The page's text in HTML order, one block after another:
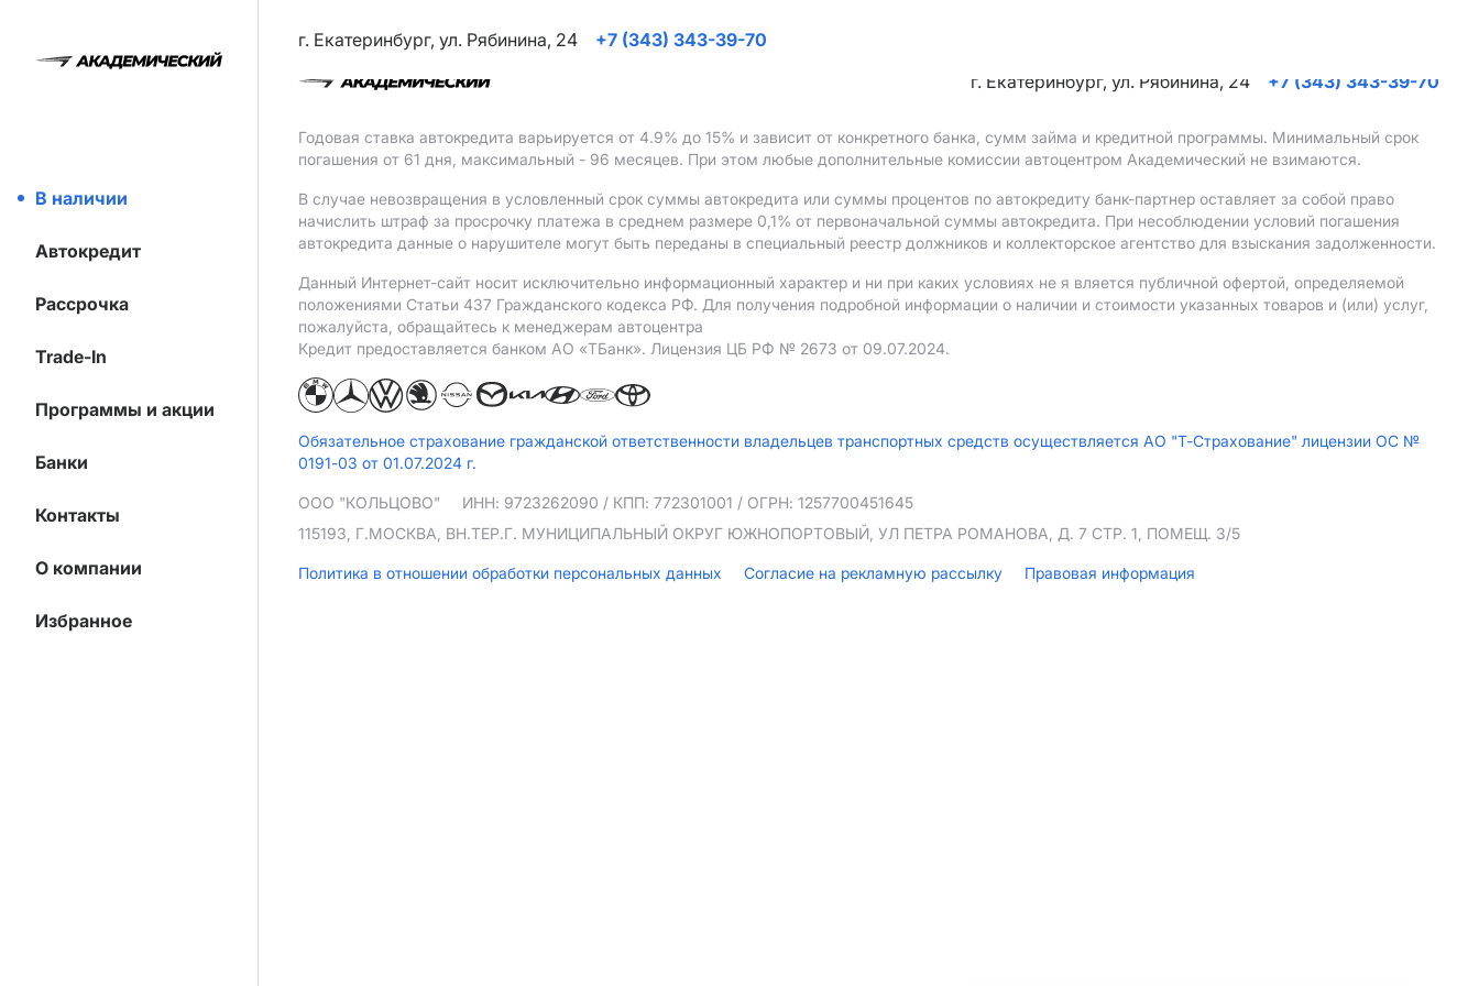
В наличии
Автокредит
Рассрочка
Trade-In
Программы и акции
Банки
Контакты
О компании
Избранное
г. Екатеринбург, ул. Рябинина, 24
+7 (343) 343-39-70
г. Екатеринбург, ул. Рябинина, 24
+7 (343) 343-39-70
Годовая ставка автокредита варьируется от 4.9% до 15% и зависит от конкретного банка, сумм займа и кредитной программы. Минимальный срок
погашения от 61 дня, максимальный - 96 месяцев. При этом любые дополнительные комиссии автоцентром Академический не взимаются.
В случае невозвращения в условленный срок суммы автокредита или суммы процентов по автокредиту банк-партнер оставляет за собой право
начислить штраф за просрочку платежа в среднем размере 0,1% от первоначальной суммы автокредита. При несоблюдении условий погашения
автокредита данные о нарушителе могут быть переданы в специальный реестр должников и коллекторское агентство для взыскания задолженности.
Данный Интернет-сайт носит исключительно информационный характер и ни при каких условиях не я вляется публичной офертой, определяемой
положениями Статьи 437 Гражданского кодекса РФ. Для получения подробной информации о наличии и стоимости указанных товаров и (или) услуг,
пожалуйста, обращайтесь к менеджерам автоцентра
Кредит предоставляется банком АO «ТБанк». Лицензия ЦБ РФ № 2673 от 09.07.2024.
Обязательное страхование гражданской ответственности владельцев транспортных средств осуществляется АО "Т-Страхование" лицензии ОС №
0191-03 от 01.07.2024 г.
ООО "КОЛЬЦОВО" ИНН: 9723262090 / КПП: 772301001 / ОГРН: 1257700451645
115193, Г.МОСКВА, ВН.ТЕР.Г. МУНИЦИПАЛЬНЫЙ ОКРУГ ЮЖНОПОРТОВЫЙ, УЛ ПЕТРА РОМАНОВА, Д. 7 СТР. 1, ПОМЕЩ. 3/5
Политика в отношении обработки персональных данных Согласие на рекламную рассылку Правовая информация